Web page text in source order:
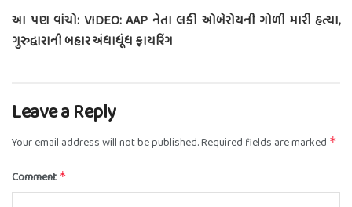
આ પણ વાંચો: VIDEO: AAP નેતા લકી ઓબેરોયની ગોળી મારી હત્યા,
ગુરુદ્વારાની બહાર અંધાધૂંધ ફાયરિંગ
Leave a Reply
Your email address will not be published.Required fields are marked *
Comment *